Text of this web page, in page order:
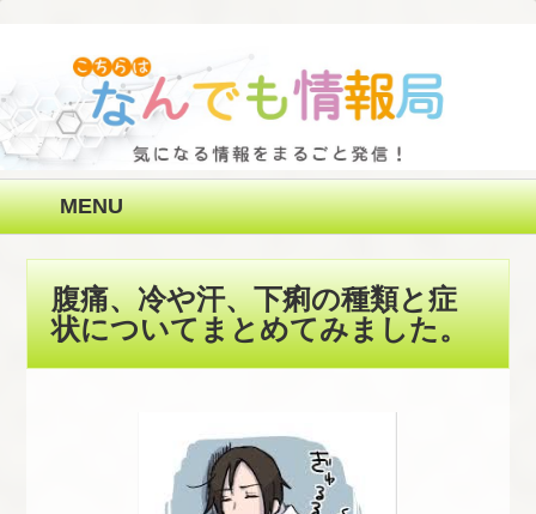
MENU
腹痛、冷や汗、下痢の種類と症
状についてまとめてみました。